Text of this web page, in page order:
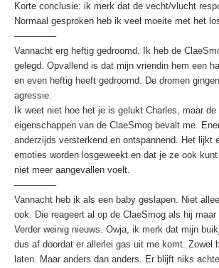
Korte conclusie: ik merk dat de vecht/vlucht
Normaal gesproken heb ik veel moeite met het
————–
Vannacht erg heftig gedroomd. Ik heb de
gelegd. Opvallend is dat mijn vriendin hem een
en even heftig heeft gedroomd. De dromen
agressie.
Ik weet niet hoe het je is gelukt Charles, maar
eigenschappen van de ClaeSmog bevalt me.
anderzijds versterkend en ontspannend. Het lijkt
emoties worden losgeweekt en dat je ze ook
niet meer aangevallen voelt.
————–
Vannacht heb ik als een baby geslapen. Niet
ook. Die reageert al op de ClaeSmog als hij
Verder weinig nieuws. Owja, ik merk dat mijn
dus af doordat er allerlei gas uit me komt. Zowel
laten. Maar anders dan anders. Er blijft niks